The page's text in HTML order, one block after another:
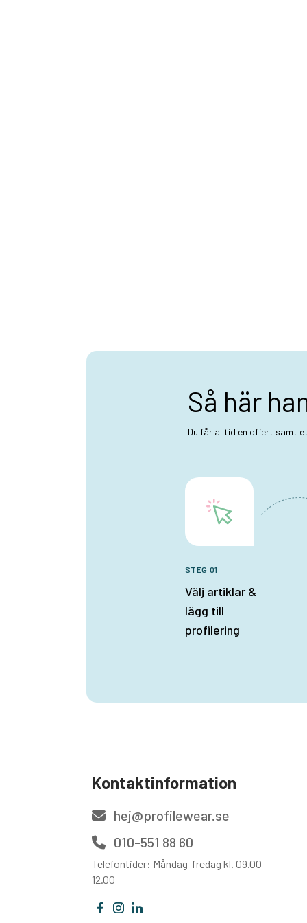
Så här
Du får alltid en offert samt
STEG 01
Välj artiklar &
lägg till
profilering
Kontaktinformation
hej@profilewear.se
010-551 88 60
Telefontider: Måndag-fredag kl. 09.00-
12.00